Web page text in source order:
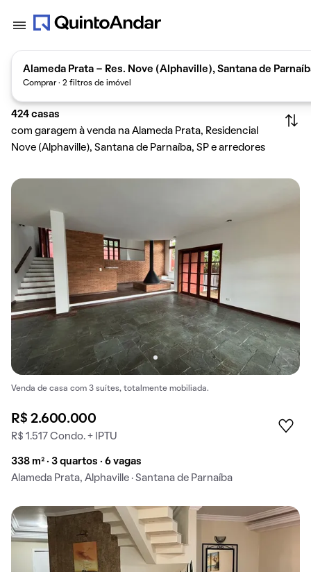
Alameda Prata - Res. Nove (Alphaville), Santana de
Comprar · 2 filtros de imóvel
424 casas
com garagem à venda na Alameda Prata, Residencial
Nove (Alphaville), Santana de Parnaíba, SP e arredores
Venda de casa com 3 suítes, totalmente mobiliada.
R$ 2.600.000
R$ 1.517 Condo. + IPTU
338 m² · 3 quartos · 6 vagas
Alameda Prata, Alphaville · Santana de Parnaíba